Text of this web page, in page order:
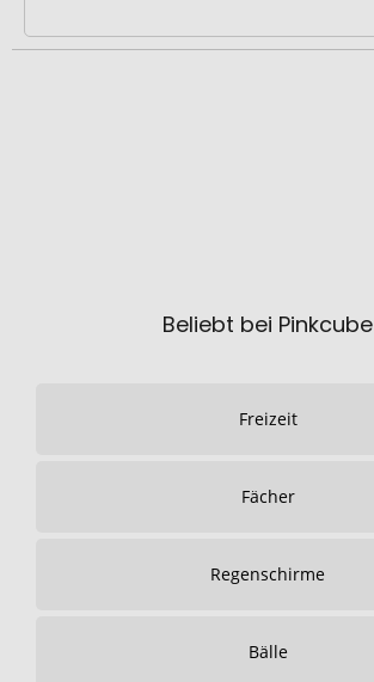
Beliebt bei Pinkcube
Freizeit
Fächer
Regenschirme
Bälle